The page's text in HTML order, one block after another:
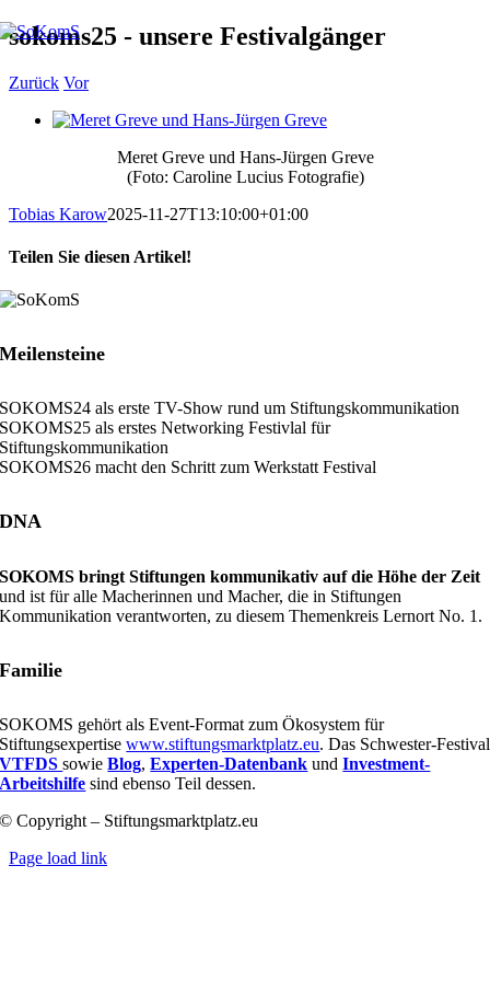
Zum
Inhalt
sokoms25 - unsere Festivalgänger
Zurück Vor
Zeige
Meret Greve und Hans-Jürgen Greve
(Foto: Caroline Lucius Fotografie)
Tobias Karow2025-11-27T13:10:00+01:00
Teilen Sie diesen Artikel!
Facebook
X
LinkedIn
Xing
E-
Meilensteine
SOKOMS24 als erste TV-Show rund um Stiftungskommunikation
SOKOMS25 als erstes Networking Festivlal für
Stiftungskommunikation
SOKOMS26 macht den Schritt zum Werkstatt Festival
DNA
SOKOMS bringt Stiftungen kommunikativ auf die Höhe der Zeit
und ist für alle Macherinnen und Macher, die in Stiftungen
Kommunikation verantworten, zu diesem Themenkreis Lernort No. 1.
Familie
SOKOMS gehört als Event-Format zum Ökosystem für
Stiftungsexpertisewww.stiftungsmarktplatz.eu. Das Schwester-Festival
VTFDSsowieBlog,Experten-Datenbank undInvestment-
Arbeitshilfe sind ebenso Teil dessen.
© Copyright – Stiftungsmarktplatz.eu
Page load link